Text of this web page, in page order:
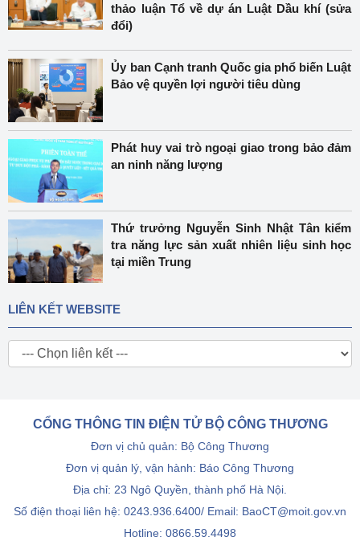
thảo luận Tổ về dự án Luật Dầu khí (sửa
đổi)
Ủy ban Cạnh tranh Quốc gia phổ biến Luật
Bảo vệ quyền lợi người tiêu dùng
Phát huy vai trò ngoại giao trong bảo đảm
an ninh năng lượng
Thứ trưởng Nguyễn Sinh Nhật Tân kiểm
tra năng lực sản xuất nhiên liệu sinh học
tại miền Trung
LIÊN KẾT WEBSITE
CỔNG THÔNG TIN ĐIỆN TỬ BỘ CÔNG THƯƠNG
Đơn vị chủ quản: Bộ Công Thương
Đơn vị quản lý, vận hành: Báo Công Thương
Địa chỉ: 23 Ngô Quyền, thành phố Hà Nội.
Số điện thoại liên hệ: 0243.936.6400/ Email: BaoCT@moit.gov.vn
Hotline: 0866.59.4498